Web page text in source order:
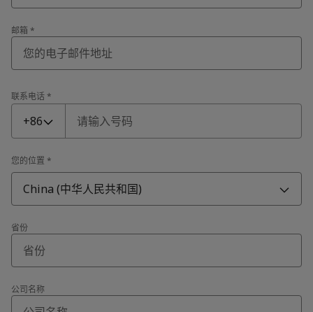
邮箱 *
联系电话 *
联系电话
+86
您的位置 *
China (中华人民共和国)
省份
公司名称